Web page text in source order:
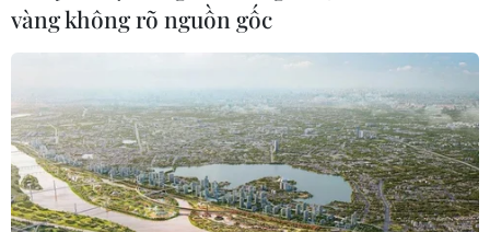
14/06/2017 09:06
Thứ trưởng Ngoại giao Mỹ Thomas Shannon cho biết
liên tiếp của Triều Tiên cũng như "cách hành xử khiêu
khích" của Bình Nhưỡng gần đây.
vàng không rõ nguồn gốc